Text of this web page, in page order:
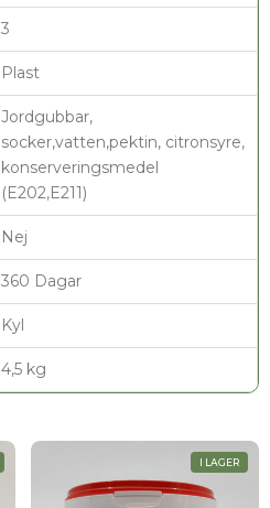
3
Plast
Jordgubbar,
socker,vatten,pektin, citronsyre,
konserveringsmedel
(E202,E211)
Nej
360 Dagar
Kyl
4,5 kg
I LAGER